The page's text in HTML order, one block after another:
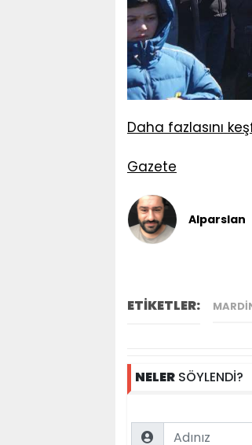
Daha fazlasını
Gazete
Alparslan
ETİKETLER:
NELER SÖYLENDİ?
Name